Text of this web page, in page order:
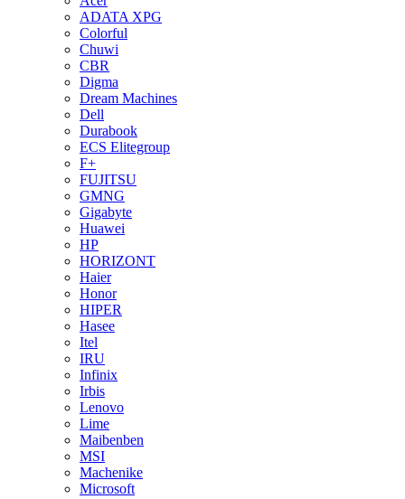
ADATA XPG
Colorful
Chuwi
CBR
Digma
Dream Machines
Dell
Durabook
ECS Elitegroup
F+
FUJITSU
GMNG
Gigabyte
Huawei
HP
HORIZONT
Haier
Honor
HIPER
Hasee
Itel
IRU
Infinix
Irbis
Lenovo
Lime
Maibenben
MSI
Machenike
Microsoft